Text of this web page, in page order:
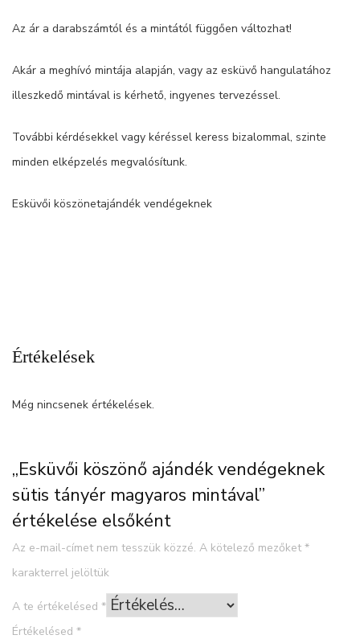
Az ár a darabszámtól és a mintától függően változhat!
Akár a meghívó mintája alapján, vagy az esküvő hangulatához
illeszkedő mintával is kérhető, ingyenes tervezéssel.
További kérdésekkel vagy kéréssel keress bizalommal, szinte
minden elképzelés megvalósítunk.
Esküvői köszönetajándék vendégeknek
Értékelések
Még nincsenek értékelések.
„Esküvői köszönő ajándék vendégeknek
sütis tányér magyaros mintával”
értékelése elsőként
Az e-mail-címet nem tesszük közzé. A kötelező mezőket*
karakterrel jelöltük
A te értékelésed *
Értékelésed *